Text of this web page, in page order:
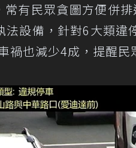
有民眾貪圖方便併
設備，針對6大類違
禍也減少4成，提醒民